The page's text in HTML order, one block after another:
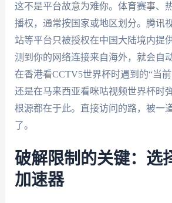
这不是平台故意为难你。体育赛事、
播权，通常按国家或地区划分。腾讯
站等平台只被授权在中国大陆境内提
测到你的网络连接来自海外，就会自
在香港看CCTV5世界杯时遇到的“当前
还是在马来西亚看咪咕视频世界杯时
根源都在于此。直接访问的路，被一
了。
破解限制的关键：选
加速器